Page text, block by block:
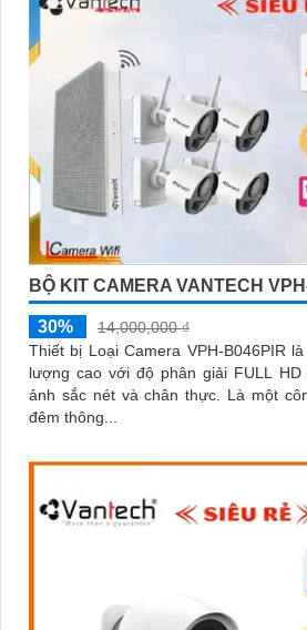
BỘ KIT CAMERA VANTECH
30%
14,000,000 ₫
Thiết bị Loại Camera VPH-B046PIR
lượng cao với độ phân giải FULL HD
ảnh sắc nét và chân thực. Là một công nghệ giám sát ban
đêm thông...